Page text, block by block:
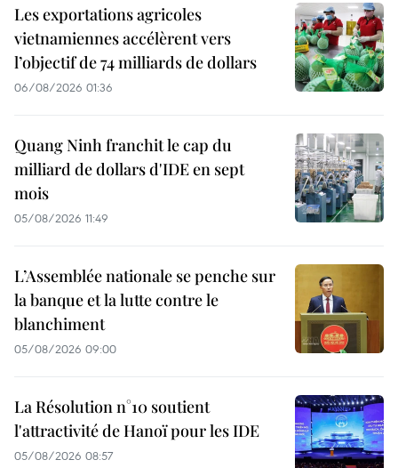
Les exportations agricoles
vietnamiennes accélèrent vers
l’objectif de 74 milliards de dollars
06/08/2026 01:36
Quang Ninh franchit le cap du
milliard de dollars d'IDE en sept
mois
05/08/2026 11:49
L’Assemblée nationale se penche sur
la banque et la lutte contre le
blanchiment
05/08/2026 09:00
La Résolution n°10 soutient
l'attractivité de Hanoï pour les IDE
05/08/2026 08:57